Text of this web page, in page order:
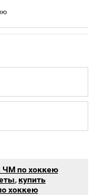
ЧМ по хоккею
,купить
хоккею